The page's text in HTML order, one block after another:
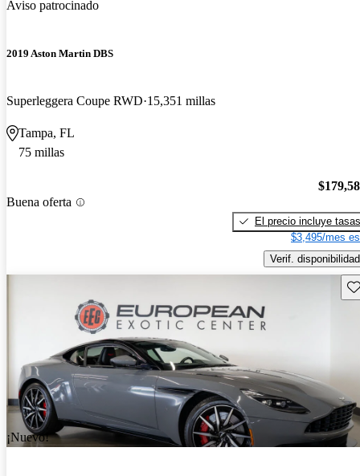
Aviso patrocinado
2019 Aston Martin DBS
Superleggera Coupe RWD 15,351 millas
Tampa, FL
75 millas
Buena oferta
El precio incluye tasas
$3,495/mes
Verif. disponibilidad
¡Nuevo!